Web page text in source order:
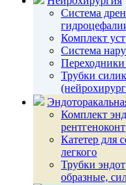
Система
Комплект
Система
Трубки
Комплект
Катетер для
легкого
Трубки
образные,